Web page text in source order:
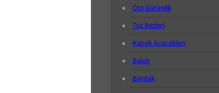
Oto Güneşlik
Toz Bezleri
Kapak Açacakları
Balon
Bardak